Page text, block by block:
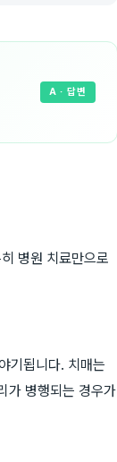
A · 답변
병원 치료만으로
기됩니다. 치매는
가 병행되는 경우가